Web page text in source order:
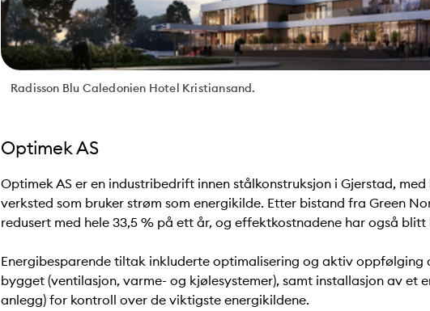
Radisson Blu Caledonien Hotel Kristiansand.
Optimek AS
Optimek AS er en industribedrift innen stålkonstruksjon i Gjerstad,
verksted som bruker strøm som energikilde. Etter bistand fra Green
redusert med hele 33,5 % på ett år, og effektkostnadene har også
Energibesparende tiltak inkluderte optimalisering og aktiv oppfølging
bygget (ventilasjon, varme- og kjølesystemer), samt installasjon av et
anlegg) for kontroll over de viktigste energikildene.